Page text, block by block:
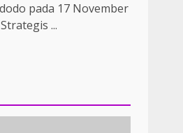
pada 17 November
...